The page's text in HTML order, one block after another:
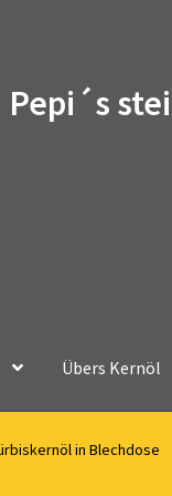
Pepi´s
Übers Kernöl
in Blechdose